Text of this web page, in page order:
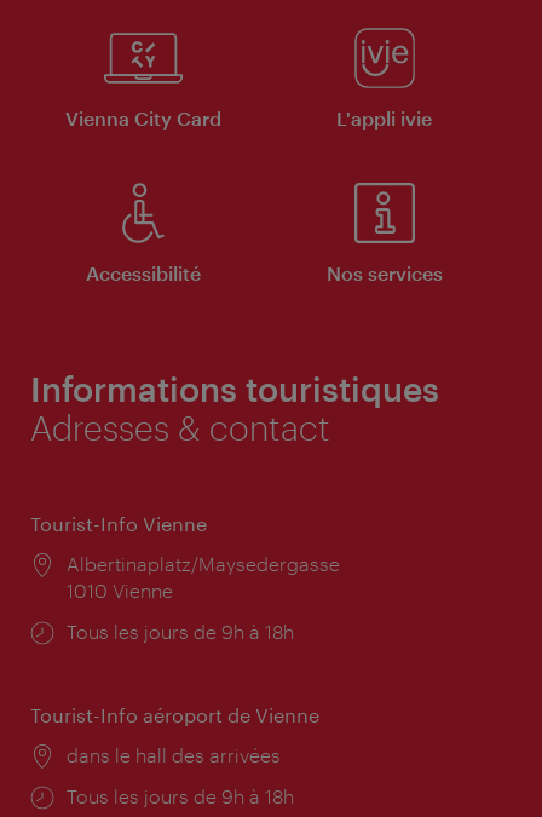
Vienna City Card L'appli ivie
Accessibilité Nos services
Informations touristiques
Adresses & contact
Tourist-Info Vienne
Lieu:
Albertinaplatz/Maysedergasse
1010 Vienne
Horaires
Tous les jours de 9h à 18h
Tourist-Info aéroport de Vienne
Lieu:
dans le hall des arrivées
Horaires
Tous les jours de 9h à 18h